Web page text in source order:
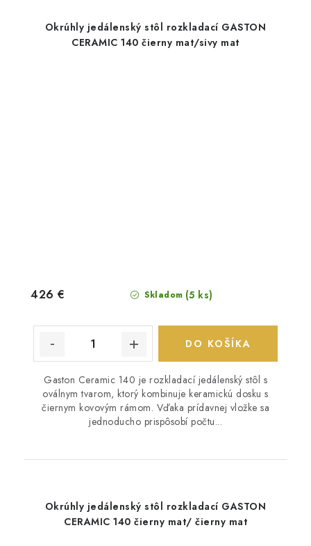
Okrúhly jedálenský stôl rozkladací GASTON
CERAMIC 140 čierny mat/sivy mat
Skladom (5 ks)
426 €
DO KOŠÍKA
Gaston Ceramic 140 je rozkladací jedálenský stôl s
oválnym tvarom, ktorý kombinuje keramickú dosku s
čiernym kovovým rámom. Vďaka prídavnej vložke sa
jednoducho prispôsobí počtu...
Okrúhly jedálenský stôl rozkladací GASTON
CERAMIC 140 čierny mat/ čierny mat